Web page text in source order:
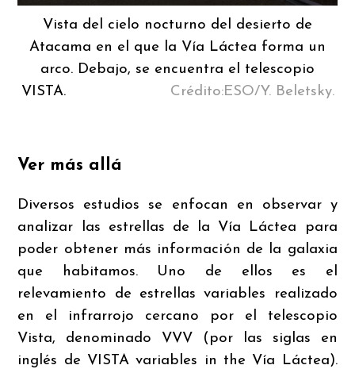
Vista del cielo nocturno del desierto de
Atacama en el que la Vía Láctea forma un
arco. Debajo, se encuentra el telescopio
VISTA. Crédito:ESO/Y. Beletsky.
Ver más allá
Diversos estudios se enfocan en observar y
analizar las estrellas de la Vía Láctea para
poder obtener más información de la galaxia
que habitamos. Uno de ellos es el
relevamiento de estrellas variables realizado
en el infrarrojo cercano por el telescopio
Vista, denominado VVV (por las siglas en
inglés de VISTA variables in the Vía Láctea).